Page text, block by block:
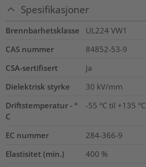
Spesifikasjoner
Brennbarhetsklasse
UL224 VW1
CAS nummer
84852-53-9
CSA-sertifisert
Ja
Dielektrisk styrke
30 kV/mm
Driftstemperatur - °
C
-55 °C til +135 °C
EC nummer
284-366-9
Elastisitet (min.)
400 %